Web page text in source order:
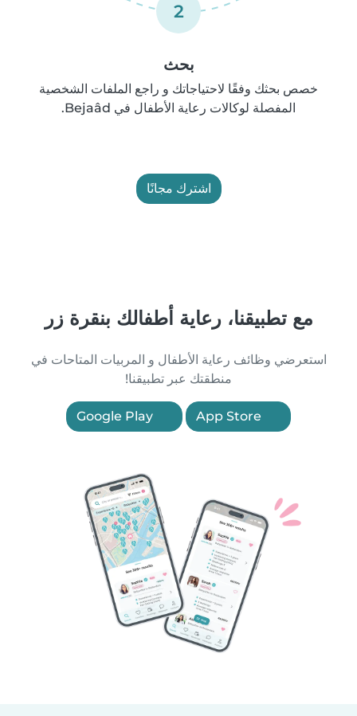
2
بحث
خصص بحثك وفقًا لاحتياجاتك و راجع الملفات الشخصية
المفصلة لوكالات رعاية الأطفال في Bejaâd.
اشترك مجانًا
مع تطبيقنا، رعاية أطفالك بنقرة زر
استعرضي وظائف رعاية الأطفال و المربيات المتاحات في
منطقتك عبر تطبيقنا!